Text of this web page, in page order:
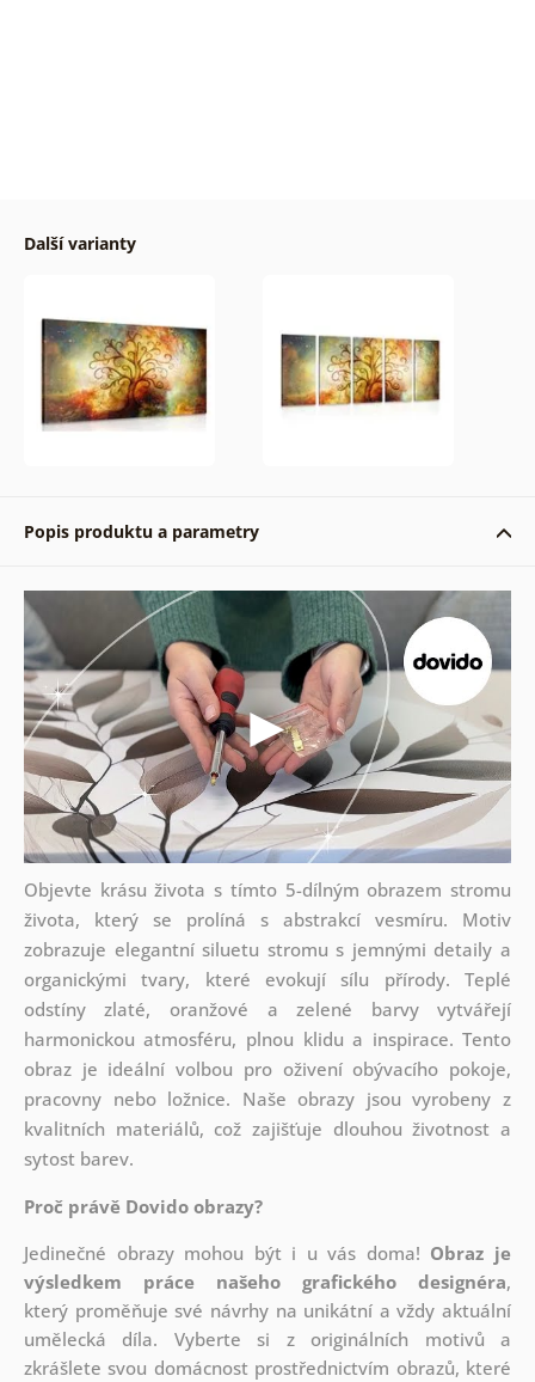
Další varianty
Popis produktu a parametry
Objevte krásu života s tímto 5-dílným obrazem stromu
života, který se prolíná s abstrakcí vesmíru. Motiv
zobrazuje elegantní siluetu stromu s jemnými detaily a
organickými tvary, které evokují sílu přírody. Teplé
odstíny zlaté, oranžové a zelené barvy vytvářejí
harmonickou atmosféru, plnou klidu a inspirace. Tento
obraz je ideální volbou pro oživení obývacího pokoje,
pracovny nebo ložnice. Naše obrazy jsou vyrobeny z
kvalitních materiálů, což zajišťuje dlouhou životnost a
sytost barev.
Proč právě Dovido obrazy?
Jedinečné obrazy mohou být i u vás doma! Obraz je
výsledkem práce našeho grafického designéra,
který proměňuje své návrhy na unikátní a vždy aktuální
umělecká díla. Vyberte si z originálních motivů a
zkrášlete svou domácnost prostřednictvím obrazů, které